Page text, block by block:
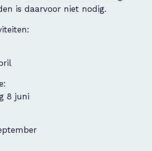
is daarvoor niet nodig.
8 juni